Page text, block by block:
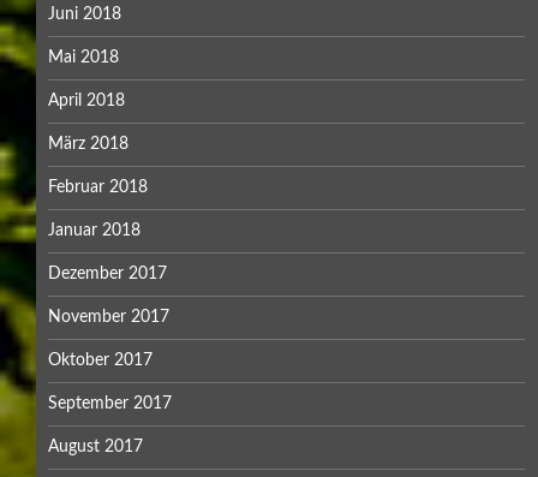
Juni 2018
Mai 2018
April 2018
März 2018
Februar 2018
Januar 2018
Dezember 2017
November 2017
Oktober 2017
September 2017
August 2017